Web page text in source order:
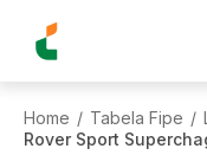
Home / Tabela Fipe /
Rover Sport